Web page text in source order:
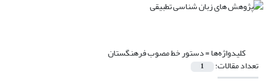
کلیدواژه‌ها =دستور خط مصوب فرهنگستان
تعداد مقالات: 1